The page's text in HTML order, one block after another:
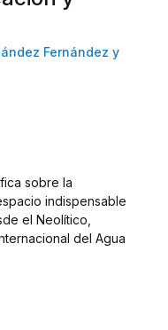
Fernández y
sobre la
indispensable
el Neolítico,
del Agua